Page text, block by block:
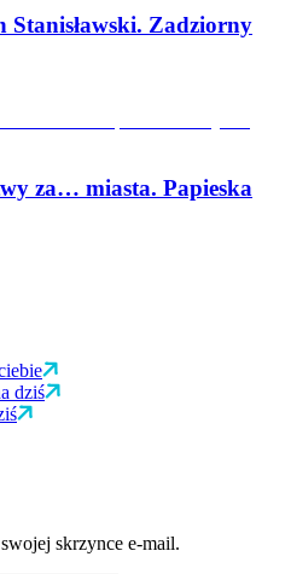
Stanisławski. Zadziorny
za… miasta. Papieska
dziś
skrzynce e-mail.